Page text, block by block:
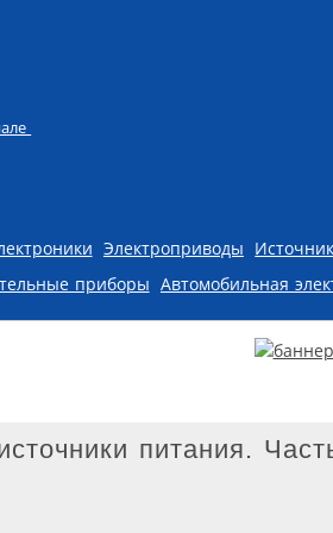
Электроприводы
приборы Автомобильная
питания.